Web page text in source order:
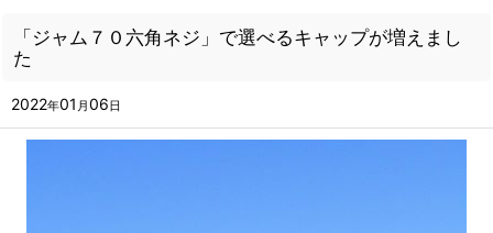
「ジャム７０六角ネジ」で選べるキャップが増えまし
た
2022年01 月06日